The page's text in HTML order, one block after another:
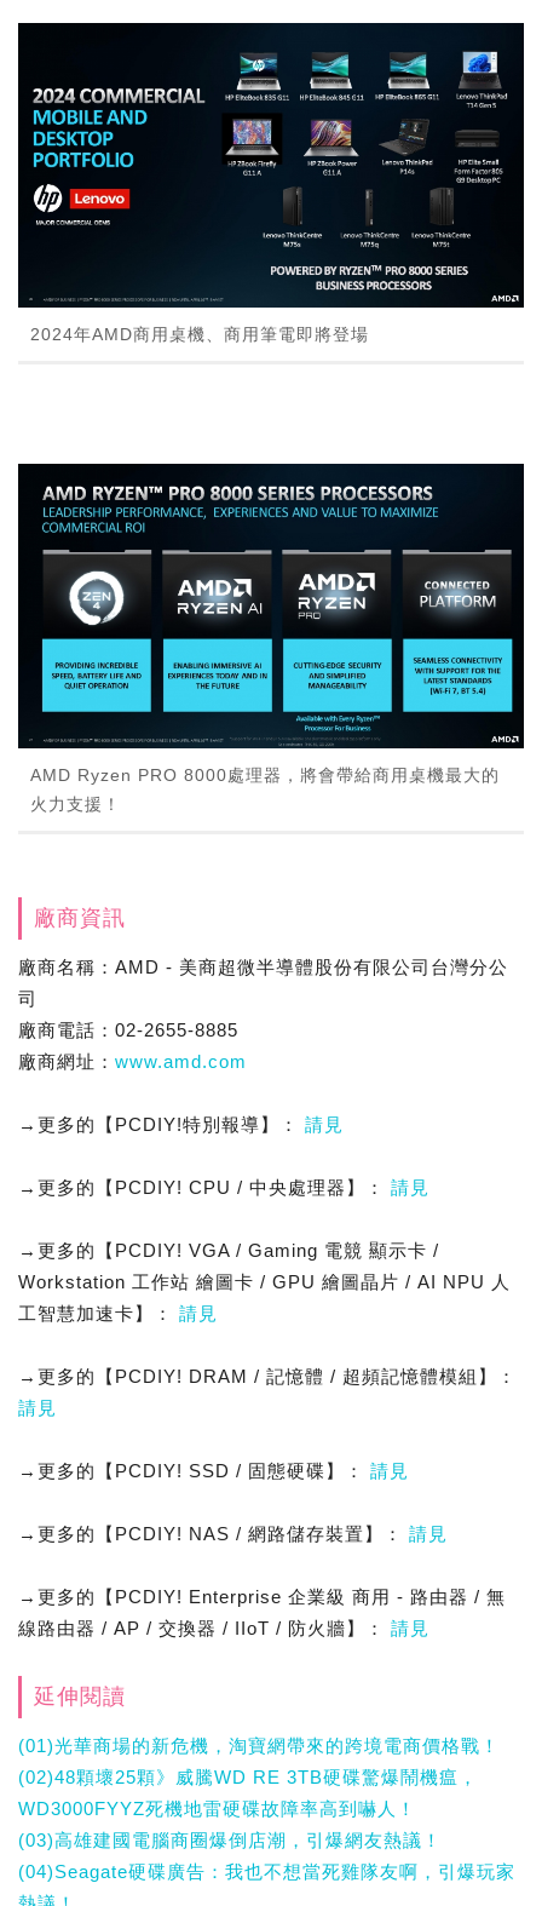
2024年AMD商用桌機、商用筆電即將登場
AMD Ryzen PRO 8000處理器，將會帶給商用桌機最大的
火力支援！
廠商資訊
廠商名稱：AMD - 美商超微半導體股份有限公司台灣分公
司
廠商電話：02-2655-8885
廠商網址： www.amd.com
→更多的【PCDIY!特別報導】： 請見
→更多的【PCDIY! CPU / 中央處理器】： 請見
→更多的【PCDIY! VGA / Gaming 電競 顯示卡 /
Workstation 工作站 繪圖卡 / GPU 繪圖晶片 / AI NPU 人
工智慧加速卡】： 請見
→更多的【PCDIY! DRAM / 記憶體 / 超頻記憶體模組】：
請見
→更多的【PCDIY! SSD / 固態硬碟】： 請見
→更多的【PCDIY! NAS / 網路儲存裝置】： 請見
→更多的【PCDIY! Enterprise 企業級 商用 - 路由器 / 無
線路由器 / AP / 交換器 / IIoT / 防火牆】： 請見
延伸閱讀
(01)光華商場的新危機，淘寶網帶來的跨境電商價格戰！
(02)48顆壞25顆》威騰WD RE 3TB硬碟驚爆鬧機瘟，
WD3000FYYZ死機地雷硬碟故障率高到嚇人！
(03)高雄建國電腦商圈爆倒店潮，引爆網友熱議！
(04)Seagate硬碟廣告：我也不想當死雞隊友啊，引爆玩家